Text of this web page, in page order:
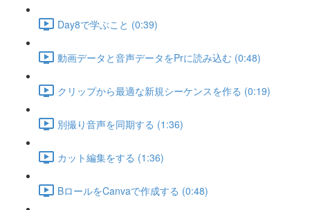
Day8で学ぶこと (0:39)
動画データと音声データをPrに読み込む (0:48)
クリップから最適な新規シーケンスを作る (0:19)
別撮り音声を同期する (1:36)
カット編集をする (1:36)
BロールをCanvaで作成する (0:48)